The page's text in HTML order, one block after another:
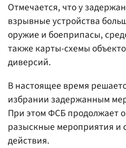
Отмечается, что у
взрывные устройства
оружие и боеприпасы,
также карты-схемы
диверсий.
В настоящее время
избрании задержанным
При этом ФСБ продолжает
разыскные мероприятия и
действия.